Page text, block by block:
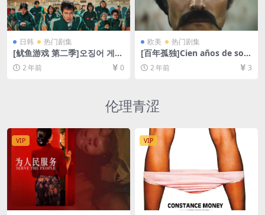
日韩 热门剧集
[鱿鱼游戏 第二季]오징어 게임
시즌 2 (2024)[百度网盘+夸克
网盘1080P超清未删减资源]
2 年前 0
欧美 热门剧集
[百年孤独]Cien años de sole
dad (2024)[百度网盘+夸克网
盘1080P超清未删减资源][网
2 年前 3
伦理青涩
VIP VIP